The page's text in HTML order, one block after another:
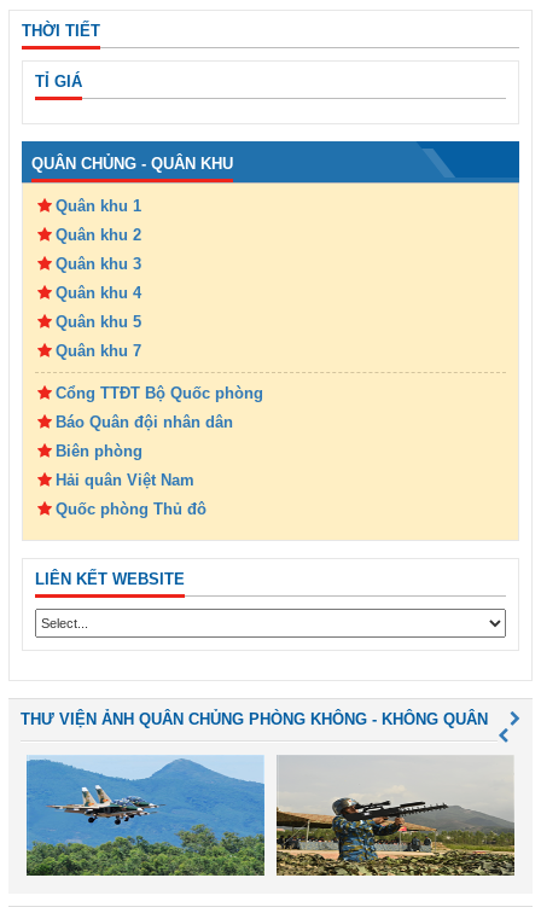
THỜI TIẾT
TỈ GIÁ
QUÂN CHỦNG - QUÂN KHU
Quân khu 1
Quân khu 2
Quân khu 3
Quân khu 4
Quân khu 5
Quân khu 7
Cổng TTĐT Bộ Quốc phòng
Báo Quân đội nhân dân
Biên phòng
Hải quân Việt Nam
Quốc phòng Thủ đô
LIÊN KẾT WEBSITE
THƯ VIỆN ẢNH QUÂN CHỦNG PHÒNG KHÔNG - KHÔNG QUÂN